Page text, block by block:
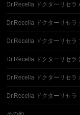
Dr.Recella ドクターリセラ
Dr.Recella ドクターリセラ
Dr.Recella ドクターリセラ
Dr.Recella ドクターリセ
Dr.Recella ドクターリセラ
Dr.Recella ドクターリセラ